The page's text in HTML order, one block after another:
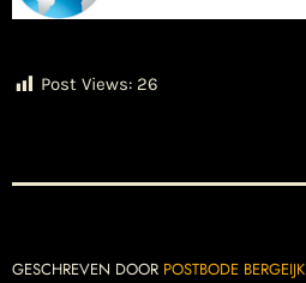
Post Views: 26
GESCHREVEN DOOR POSTBODE BERGEIJK